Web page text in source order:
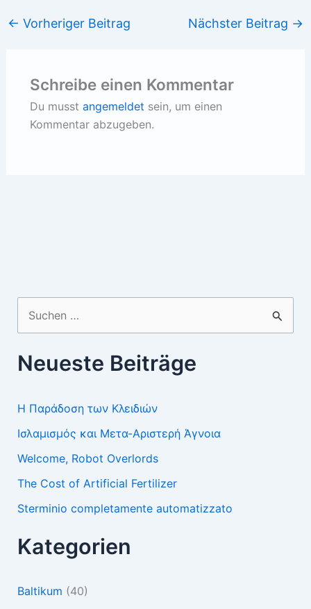
← Vorheriger Beitrag Nächster Beitrag →
Schreibe einen Kommentar
Du musst angemeldet sein, um einen
Kommentar abzugeben.
nach:
Neueste Beiträge
Η Παράδοση των Κλειδιών
Ισλαμισμός και Μετα-Αριστερή Άγνοια
Welcome, Robot Overlords
The Cost of Artificial Fertilizer
Sterminio completamente automatizzato
Kategorien
Baltikum (40)